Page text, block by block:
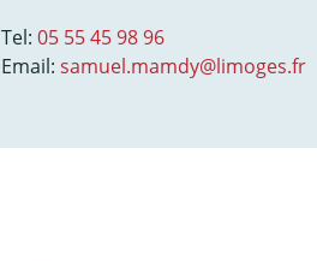
Tel: 05 55 45 98 96
Email: samuel.mamdy@limoges.fr